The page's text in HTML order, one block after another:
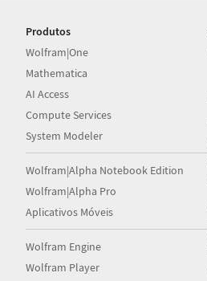
Produtos
Wolfram|One
Mathematica
AI Access
Compute Services
System Modeler
Wolfram|Alpha Notebook Edition
Wolfram|Alpha Pro
Aplicativos Móveis
Wolfram Engine
Wolfram Player